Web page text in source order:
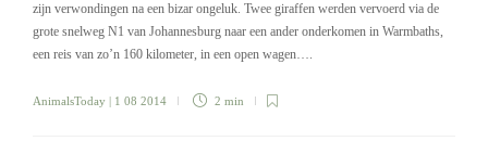
zijn verwondingen na een bizar ongeluk. Twee giraffen werden vervoerd via de
grote snelweg N1 van Johannesburg naar een ander onderkomen in Warmbaths,
een reis van zo’n 160 kilometer, in een open wagen….
AnimalsToday | 1 08 2014 2 min